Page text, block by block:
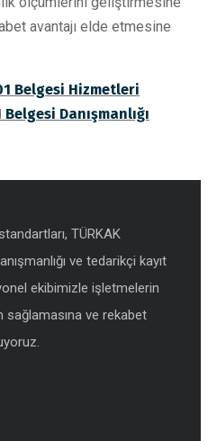
avantajı elde etmesine
Belgesi Hizmetleri
Danışmanlığı
TÜRKAK
ve tedarikçi kayıt
ekibimizle işletmelerin
sağlamasına ve rekabet